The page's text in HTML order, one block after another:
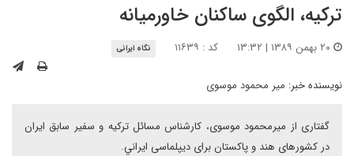
ترکیه، الگوی ساکنان خاورمیانه
کد : ۱۱۶۳۹ نگاه ایرانی
نویسنده خبر: میر محمود موسوى
گفتارى از میرمحمود موسوی، کارشناس مسائل ترکیه و سفیر سابق ایران
در کشورهای هند و پاکستان براى ديپلماسى ايراني.